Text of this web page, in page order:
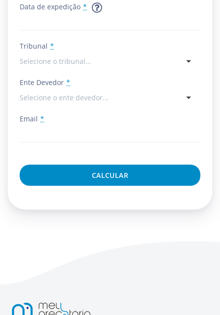
*
Data de expedição
*
Tribunal
*
Ente Devedor
*
Email